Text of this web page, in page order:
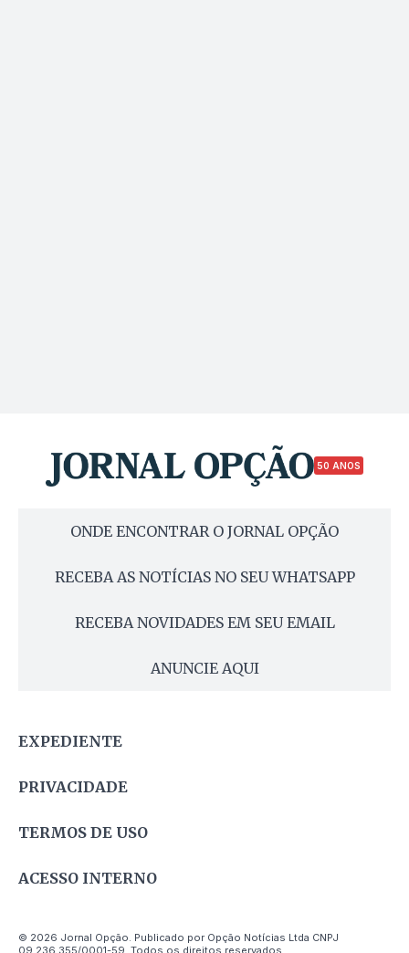
50 ANOS
ONDE ENCONTRAR O JORNAL OPÇÃO
RECEBA AS NOTÍCIAS NO SEU WHATSAPP
RECEBA NOVIDADES EM SEU EMAIL
ANUNCIE AQUI
EXPEDIENTE
PRIVACIDADE
TERMOS DE USO
ACESSO INTERNO
© 2026 Jornal Opção. Publicado por Opção Notícias Ltda CNPJ
09.236.355/0001-59. Todos os direitos reservados.